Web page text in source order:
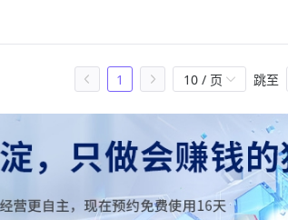
1 10 / 页 跳至